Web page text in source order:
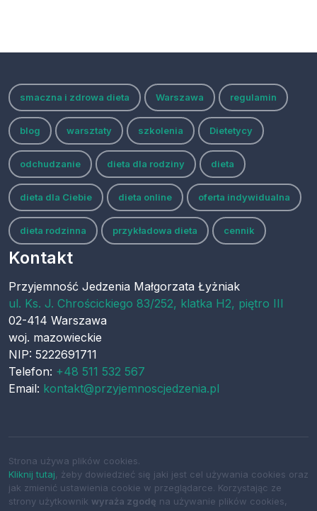
smaczna i zdrowa dieta Warszawa regulamin
blog warsztaty szkolenia Dietetycy
odchudzanie dieta dla rodziny dieta
dieta dla Ciebie dieta online oferta indywidualna
dieta rodzinna przykładowa dieta cennik
Kontakt
Przyjemność Jedzenia Małgorzata Łyżniak
ul. Ks. J. Chrościckiego 83/252, klatka H2, piętro III
02-414 Warszawa
woj. mazowieckie
NIP: 5222691711
Telefon: +48 511 532 567
Email: kontakt@przyjemnoscjedzenia.pl
Strona używa plików cookies.
Kliknij tutaj, żeby dowiedzieć się jaki jest cel używania cookies oraz
jak zmienić ustawienia cookie w przeglądarce. Korzystając ze
strony użytkownik wyraża zgodę na używanie plików cookies,